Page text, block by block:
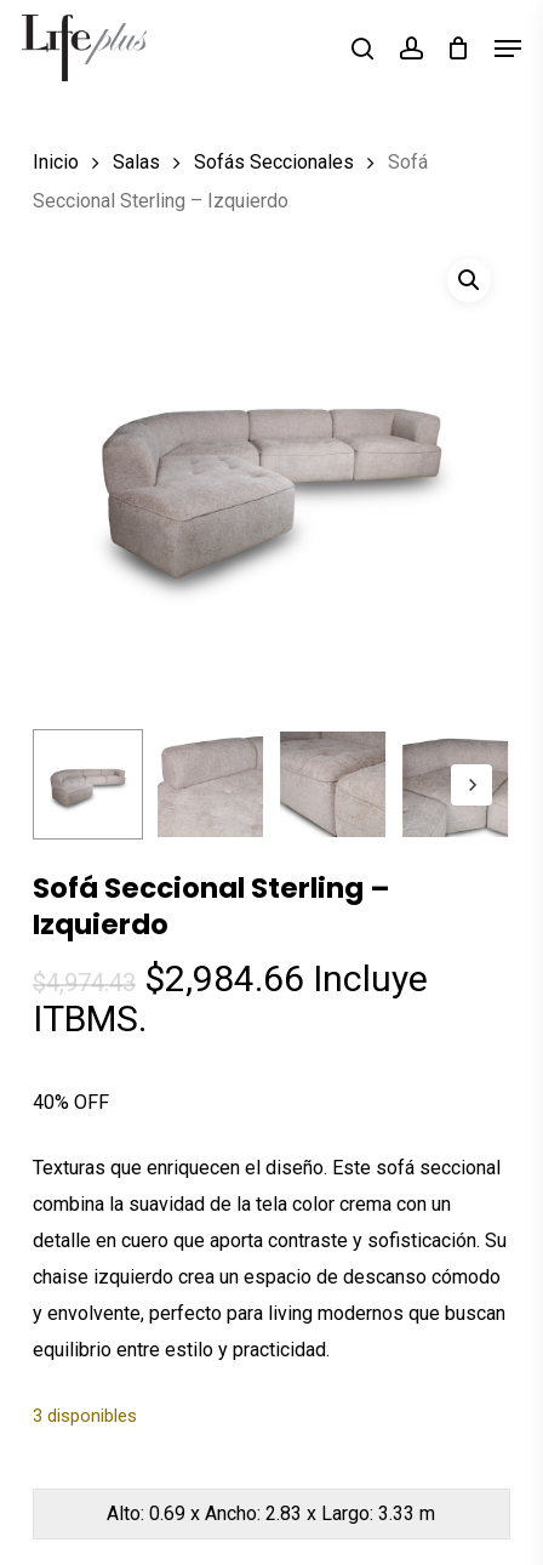
Skip
Búsqueda
productos
searchaccount
Inicio Salas Sofás Seccionales
Sofá
Seccional Sterling – Izquierdo
Sofá Seccional Sterling –
Izquierdo
$4,974.43 El
$2,984.66ElIncluye
ITBMS.
40% OFF
Texturas que enriquecen el diseño. Este sofá seccional
combina la suavidad de la tela color crema con un
detalle en cuero que aporta contraste y sofisticación. Su
chaise izquierdo crea un espacio de descanso cómodo
y envolvente, perfecto para living modernos que buscan
equilibrio entre estilo y practicidad.
3 disponibles
Alto: 0.69 x Ancho: 2.83 x Largo: 3.33 m